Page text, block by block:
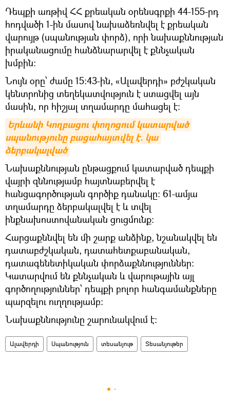
Դեպքի առթիվ ՀՀ քրեական օրենսգրքի 44-155-րդ
հոդվածի 1-ին մասով նախաձեռնվել է քրեական
վարույթ (սպանության փորձ), որի նախաքննության
իրականացումը հանձնարարվել է քննչական
խմբին:
Նույն օրը՝ ժամը 15:43-ին, «Ալավերդի» բժշկական
կենտրոնից տեղեկատվություն է ստացվել այն
մասին, որ հիշյալ տղամարդը մահացել է:
Երևանի Կողբացու փողոցում կատարված
սպանությունը բացահայտվել է. կա
ձերբակալված
Նախաքննության ընթացքում կատարված դեպքի
վայրի զննությամբ հայտնաբերվել է
հանցագործության գործիք դանակը: 61-ամյա
տղամարդը ձերբակալվել է և տվել
ինքնախոստովանական ցուցմունք:
Հարցաքննվել են մի շարք անձինք, նշանակվել են
դատաբժշկական, դատահետքաբանական,
դատագենետիկական փորձաքննություններ:
Կատարվում են քննչական և վարութային այլ
գործողություններ՝ դեպքի բոլոր հանգամանքները
պարզելու ուղղությամբ:
Նախաքննությունը շարունակվում է։
Ալավերդի Սպանություն տեսանյութ Տեսանյութեր